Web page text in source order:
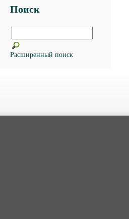
Поиск
Расширенный поиск